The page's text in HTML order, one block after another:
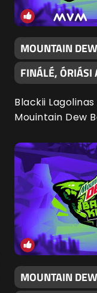
MOUNTAIN
FINÁLÉ, ÓRIÁSI
Blackii
Mouintain Dew
MOUNTAIN